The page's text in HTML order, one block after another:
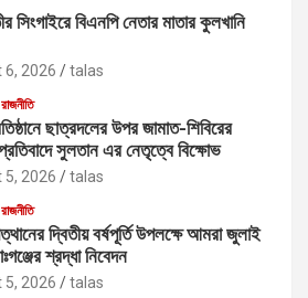
সিংগাইরে বিএনপি নেতার মাতার কুলখানি
6, 2026 talas
রাজনীতি
ছাত্রদলের উপর জামাত-শিবিরের
সুলতান এর নেতৃত্বে বিক্ষোভ
5, 2026 talas
রাজনীতি
দ্বিতীয় বর্ষপূর্তি উপলক্ষে আমরা জুলাই
শ্রদ্ধা নিবেদন
5, 2026 talas